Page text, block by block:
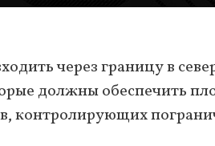
через границу в
должны обеспечить
контролирующих